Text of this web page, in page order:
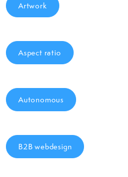
Artwork
Aspect ratio
Autonomous
B2B webdesign